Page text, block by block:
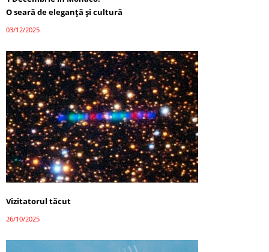
O seară de eleganță și cultură
03/12/2025
Vizitatorul tăcut
26/10/2025